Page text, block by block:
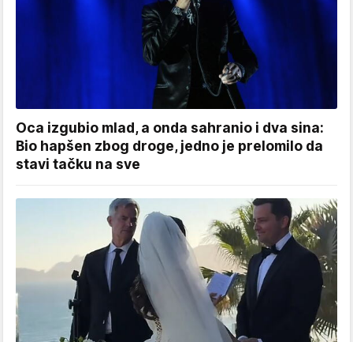
Oca izgubio mlad, a onda sahranio i dva sina:
Bio hapšen zbog droge, jedno je prelomilo da
stavi tačku na sve